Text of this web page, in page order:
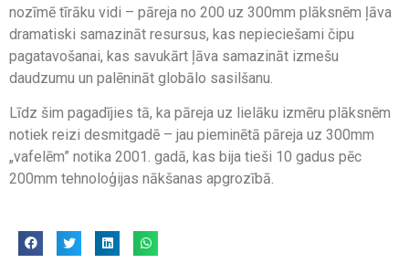
nozīmē tīrāku vidi – pāreja no 200 uz 300mm plāksnēm ļāva
dramatiski samazināt resursus, kas nepieciešami čipu
pagatavošanai, kas savukārt ļāva samazināt izmešu
daudzumu un palēnināt globālo sasilšanu.
Līdz šim pagadījies tā, ka pāreja uz lielāku izmēru plāksnēm
notiek reizi desmitgadē – jau pieminētā pāreja uz 300mm
„vafelēm” notika 2001. gadā, kas bija tieši 10 gadus pēc
200mm tehnoloģijas nākšanas apgrozībā.